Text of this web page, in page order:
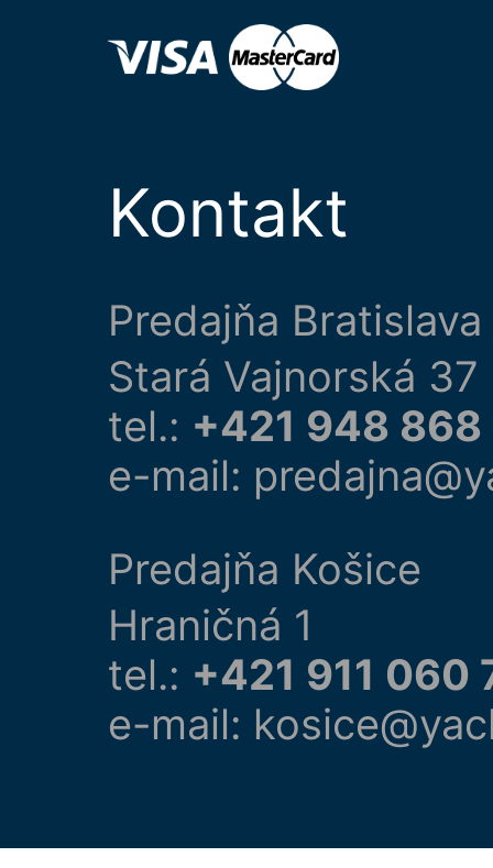
Kontakt
Predajňa Bratislava
Stará Vajnorská 37
tel.: +421 948
e-mail:
Predajňa Košice
Hraničná 1
tel.: +421 911 060
e-mail: